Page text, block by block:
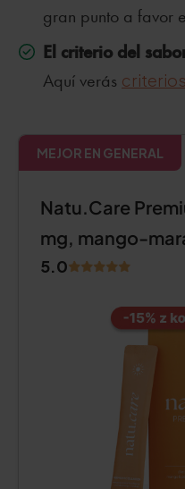
gran punto a favor
El criterio del
Aquí verás
MEJOR EN GENERAL
Natu.Care
mg, mango-
5.0